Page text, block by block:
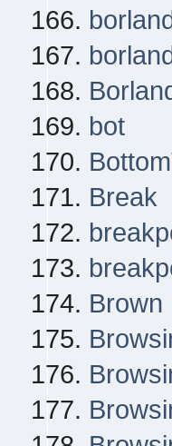
bot
Break
Brown